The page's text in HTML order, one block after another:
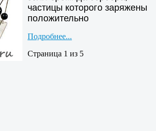
частицы которого заряжены
положительно
Подробнее...
Страница 1 из 5